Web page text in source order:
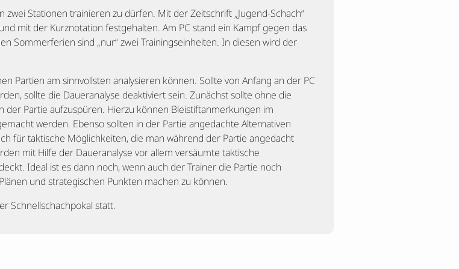
Stationen trainieren zu dürfen. Mit der Zeitschrift „Jugend-Schach“
mit der Kurznotation festgehalten. Am PC stand ein Kampf gegen das
Sommerferien sind „nur“ zwei Trainingseinheiten. In diesen wird der
Partien am sinnvollsten analysieren können. Sollte von Anfang an der PC
sollte die Daueranalyse deaktiviert sein. Zunächst sollte ohne die
Partie aufzuspüren. Hierzu können Bleistiftanmerkungen im
werden. Ebenso sollten in der Partie angedachte Alternativen
für taktische Möglichkeiten, die man während der Partie angedacht
mit Hilfe der Daueranalyse vor allem versäumte taktische
Ideal ist es dann noch, wenn auch der Trainer die Partie noch
und strategischen Punkten machen zu können.
Schnellschachpokal statt.